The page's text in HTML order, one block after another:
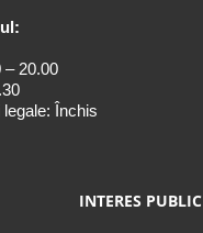
– 20.00
Închis
INTERES PUBLIC